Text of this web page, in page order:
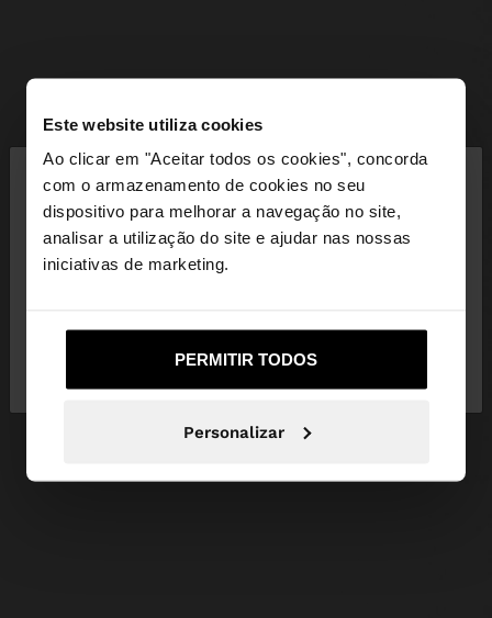
Este website utiliza cookies
Ao clicar em "Aceitar todos os cookies", concorda
com o armazenamento de cookies no seu
dispositivo para melhorar a navegação no site,
analisar a utilização do site e ajudar nas nossas
iniciativas de marketing.
PERMITIR TODOS
Personalizar
Está a aceder ao site a partir de Portugal. Deseja
navegar no nosso site United States?